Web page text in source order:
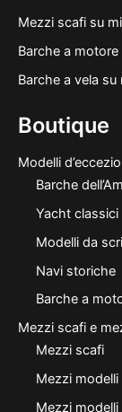
Mezzi scafi su
Barche a motore
Barche a vela su
Boutique
Modelli
Barche
Yacht classici
Modelli da
Navi storiche
Barche a
Mezzi scafi e
Mezzi scafi
Mezzi modelli
Mezzi